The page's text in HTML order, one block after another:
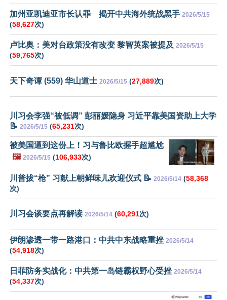
加州亚凯迪亚市长认罪 揭开中共海外统战黑手 2026/5/15
(58,627次)
卢比奥：美对台政策没有改变 黎智英案被提及 2026/5/15
(59,765次)
天下奇谭 (559) 华山道士 2026/5/15 (27,889次)
川习会李强“被低调” 彭丽媛隐身 习近平靠美国资助上大学
📝 2026/5/15 (65,231次)
被美国逼到这份上！习与鲁比欧握手超尴尬
🖼️ 2026/5/15 (106,933次)
川普拔“枪” 习献上朝鲜味儿欢迎仪式 📝 2026/5/14 (58,368
次)
川习会谈要点再解读 2026/5/14 (60,291次)
伊朗渗透一带一路港口：中共中东战略重挫 2026/5/14
(54,918次)
日菲防务实战化：中共第一岛链霸权野心受挫 2026/5/14
(54,337次)